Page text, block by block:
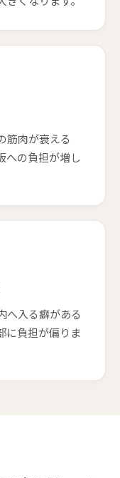
筋肉が衰える
への負担が増し
へ入る癖がある
に負担が偏りま